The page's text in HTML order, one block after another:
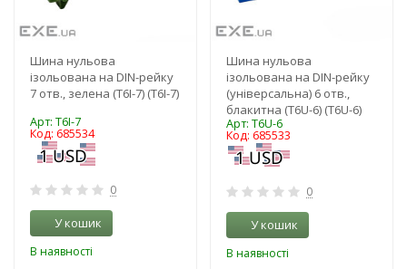
Шина нульова
ізольована на DIN-рейку
7 отв., зелена (T6I-7) (T6I-7)
Арт: T6I-7
Код: 685534
0
У кошик
В наявності
Шина нульова
ізольована на DIN-рейку
(універсальна) 6 отв.,
блакитна (T6U-6) (T6U-6)
Арт: T6U-6
Код: 685533
0
У кошик
В наявності